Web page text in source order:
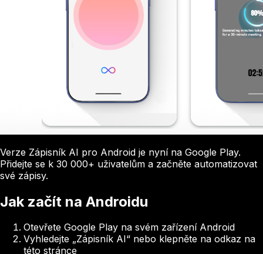
Verze Zápisník AI pro Android je nyní na Google Play.
Přidejte se k 30 000+ uživatelům a začněte automatizovat
své zápisy.
Jak začít na Androidu
Otevřete Google Play na svém zařízení Android
Vyhledejte „Zápisník AI“ nebo klepněte na odkaz na
této stránce